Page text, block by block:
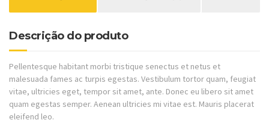
Descrição do produto
Pellentesque habitant morbi tristique senectus et netus et
malesuada fames ac turpis egestas. Vestibulum tortor quam, feugiat
vitae, ultricies eget, tempor sit amet, ante. Donec eu libero sit amet
quam egestas semper. Aenean ultricies mi vitae est. Mauris placerat
eleifend leo.